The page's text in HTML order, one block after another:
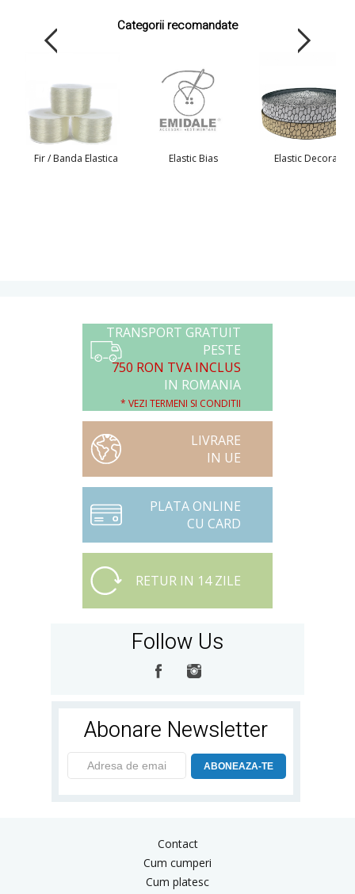
Categorii recomandate
Fir / Banda Elastica Elastic Bias Elastic Decorativ
TRANSPORT GRATUIT
PESTE
750 RON TVA INCLUS
IN ROMANIA
* VEZI TERMENI SI CONDITII
LIVRARE
IN UE
PLATA ONLINE
CU CARD
RETUR IN 14 ZILE
Follow Us
Abonare Newsletter
ABONEAZA-TE
Contact
Cum cumperi
Cum platesc